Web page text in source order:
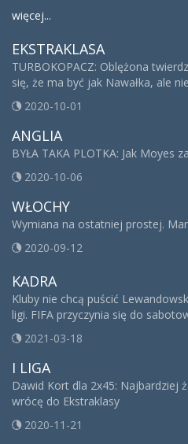
więcej...
EKSTRAKLASA
TURBOKOPACZ: Oblężona
się, że ma być jak Nawałka, ale
2020-10-01
ANGLIA
BYŁA TAKA PLOTKA: Jak Moyes
2020-10-06
WŁOCHY
Wymiana na ostatniej prostej.
2020-09-12
KADRA
Kluby nie chcą puścić
ligi. FIFA przyczynia się do
2021-03-18
I LIGA
Dawid Kort dla 2x45: Najbardziej
wrócę do Ekstraklasy
2020-11-21